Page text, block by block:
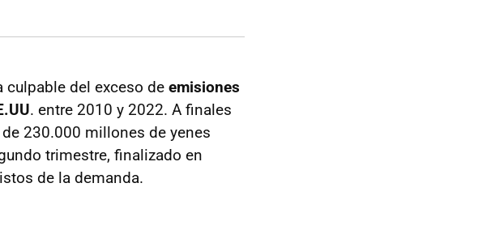
del exceso de emisiones
. entre 2010 y 2022. A finales
230.000 millones de yenes
trimestre, finalizado en
de la demanda.